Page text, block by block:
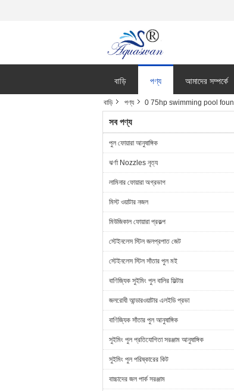
বাড়ি পণ্য আমাদের সম্পর্কে
বাড়ি পণ্য 0 75hp swimming pool
সব পণ্য
পুল ফোয়ারা আনুষাঙ্গিক
ঝর্ণা Nozzles নৃত্য
লামিনার ফোয়ারা অগ্রভাগ
মিস্ট ওয়াটার নজল
মিউজিকাল ফোয়ারা প্রকল্প
স্টেইনলেস স্টিল জলপ্রপাত জেট
স্টেইনলেস স্টিল সাঁতার পুল মই
বাণিজ্যিক সুইমিং পুল বালির ফিল্টার
জলরোধী আন্ডারওয়াটার এলইডি প্রভা
বাণিজ্যিক সাঁতার পুল আনুষাঙ্গিক
সুইমিং পুল প্রতিযোগিতা সরঞ্জাম আনুষাঙ্গিক
সুইমিং পুল পরিষ্কারের কিট
বাচ্চাদের জল পার্ক সরঞ্জাম